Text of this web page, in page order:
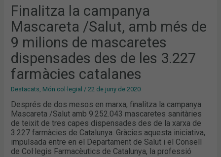
Finalitza la campanya
Mascareta /Salut, amb més de
9 milions de mascaretes
dispensades des de les 3.227
farmàcies catalanes
Destacats Món col·legial /22 de juny de 2020
Després de dos mesos en marxa, finalitza la campanya
Mascareta /Salut amb 9.252.043 mascaretes sanitàries
de teixit de tres capes dispensades des de la xarxa de
3.227 farmàcies de Catalunya. Gràcies aquesta iniciativa,
impulsada entre en el Departament de Salut i el Consell
de Col·legis Farmacèutics de Catalunya, la professió
9
MILIONS
DE
MASCARETES
DISPENSADES
DE
LES
3.227
FARMÀCIES
CATALANES